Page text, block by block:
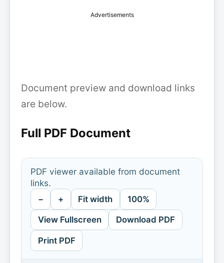
Advertisements
Document preview and download links
are below.
Full PDF Document
PDF viewer available from document
links.
− + Fit width 100%
View Fullscreen Download PDF
Print PDF